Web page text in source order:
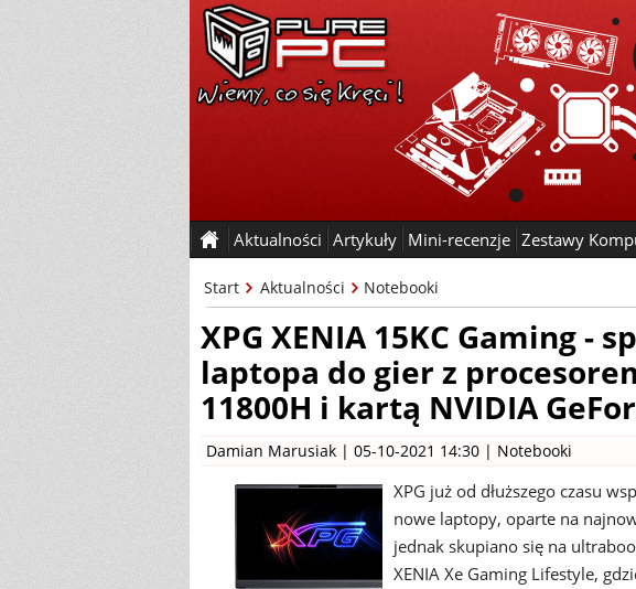
Aktualności Artykuły Mini-recenzje Zestawy
Start Aktualności Notebooki
XPG XENIA 15KC Gaming -
laptopa do gier z
11800H i kartą NVIDIA
Damian Marusiak | 05-10-2021 14:30 | Notebooki
XPG już od dłuższego czasu
nowe laptopy, oparte na
jednak skupiano się na
XENIA Xe Gaming Lifestyle,